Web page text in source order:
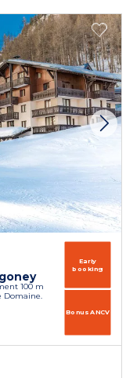
100 m
Domaine.
Early
booking
Bonus ANCV